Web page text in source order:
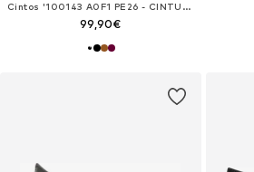
Cintos '100143 A0F1 PE26 - CINTURA'
99,90€